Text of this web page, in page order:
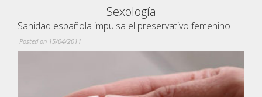
Sexología
Sanidad española impulsa el preservativo femenino
Posted on 15/04/2011